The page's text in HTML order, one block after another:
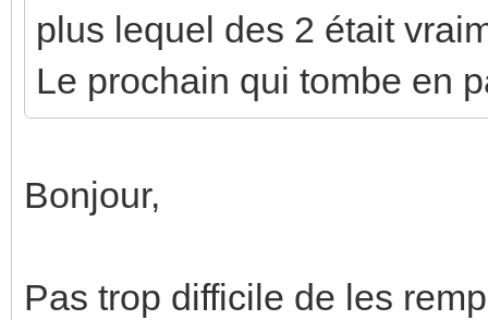
plus lequel des 2 était
Le prochain qui tombe en
Bonjour,
Pas trop difficile de les